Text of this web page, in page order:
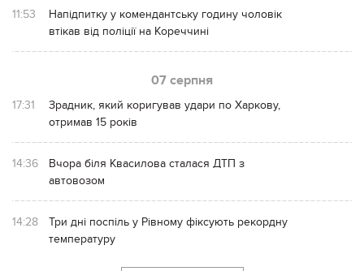
11:53
Напідпитку у комендантську годину чоловік
втікав від поліції на Кореччині
07 серпня
17:31
Зрадник, який коригував удари по Харкову,
отримав 15 років
14:36
Вчора біля Квасилова сталася ДТП з
автовозом
14:28
Три дні поспіль у Рівному фіксують рекордну
температуру